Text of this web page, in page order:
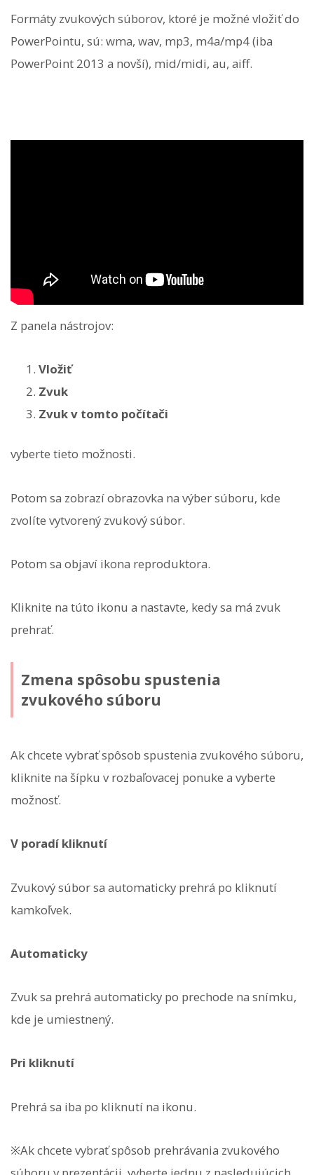
Formáty zvukových súborov, ktoré je možné vložiť do
PowerPointu, sú: wma, wav, mp3, m4a/mp4 (iba
PowerPoint 2013 a novší), mid/midi, au, aiff.
Z panela nástrojov:
Vložiť
Zvuk
Zvuk v tomto počítači
vyberte tieto možnosti.
Potom sa zobrazí obrazovka na výber súboru, kde
zvolíte vytvorený zvukový súbor.
Potom sa objaví ikona reproduktora.
Kliknite na túto ikonu a nastavte, kedy sa má zvuk
prehrať.
Zmena spôsobu spustenia
zvukového súboru
Ak chcete vybrať spôsob spustenia zvukového súboru,
kliknite na šípku v rozbaľovacej ponuke a vyberte
možnosť.
V poradí kliknutí
Zvukový súbor sa automaticky prehrá po kliknutí
kamkoľvek.
Automaticky
Zvuk sa prehrá automaticky po prechode na snímku,
kde je umiestnený.
Pri kliknutí
Prehrá sa iba po kliknutí na ikonu.
※Ak chcete vybrať spôsob prehrávania zvukového